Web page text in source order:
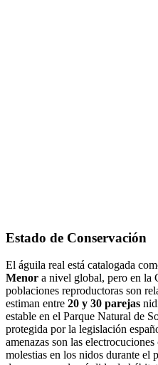
Estado de Conservación
El águila real está catalogada
Menor a nivel global, pero en la
poblaciones reproductoras son
estiman entre 20 y 30 parejas
estable en el Parque Natural de
protegida por la legislación
amenazas son las
molestias en los nidos durante el